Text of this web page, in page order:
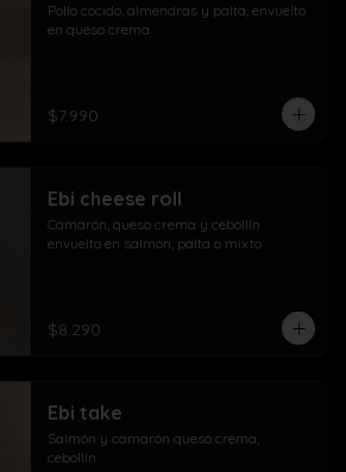
Pollo cocido, almendras y palta, envuelto
en queso crema
$7.990
Ebi cheese roll
Camarón, queso crema y cebollín
envuelto en salmón, palta o mixto
$8.290
Ebi take
Salmón y camarón queso crema,
cebollín